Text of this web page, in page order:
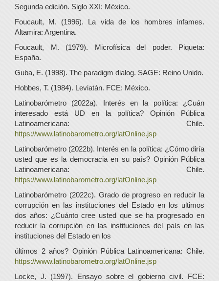
Segunda edición. Siglo XXI: México.
Foucault, M. (1996). La vida de los hombres infames.
Altamira: Argentina.
Foucault, M. (1979). Microfísica del poder. Piqueta:
España.
Guba, E. (1998). The paradigm dialog. SAGE: Reino Unido.
Hobbes, T. (1984). Leviatán. FCE: México.
Latinobarómetro (2022a). Interés en la política: ¿Cuán
interesado está UD en la política? Opinión Pública
Latinoamericana: Chile.
https://www.latinobarometro.org/latOnline.jsp
Latinobarómetro (2022b). Interés en la política: ¿Cómo diría
usted que es la democracia en su país? Opinión Pública
Latinoamericana: Chile.
https://www.latinobarometro.org/latOnline.jsp
Latinobarómetro (2022c). Grado de progreso en reducir la
corrupción en las instituciones del Estado en los ultimos
dos años: ¿Cuánto cree usted que se ha progresado en
reducir la corrupción en las instituciones del país en las
instituciones del Estado en los
últimos 2 años? Opinión Pública Latinoamericana: Chile.
https://www.latinobarometro.org/latOnline.jsp
Locke, J. (1997). Ensayo sobre el gobierno civil. FCE: